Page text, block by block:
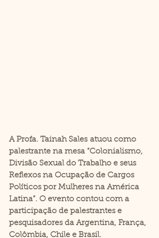
A Profa. Tainah Sales atuou como
palestrante na mesa “Colonialismo,
Divisão Sexual do Trabalho e seus
Reflexos na Ocupação de Cargos
Políticos por Mulheres na América
Latina”. O evento contou com a
participação de palestrantes e
pesquisadores da Argentina, França,
Colômbia, Chile e Brasil.